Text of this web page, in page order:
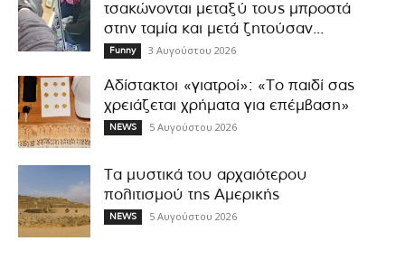
τσακώνονται μεταξύ τους μπροστά
στην ταμία και μετά ζητούσαν...
Funny 3 Αυγούστου 2026
Αδίστακτοι «γιατροί»: «Το παιδί σας
χρειάζεται χρήματα για επέμβαση»
NEWS 5 Αυγούστου 2026
Τα μυστικά του αρχαιότερου
πολιτισμού της Αμερικής
NEWS 5 Αυγούστου 2026